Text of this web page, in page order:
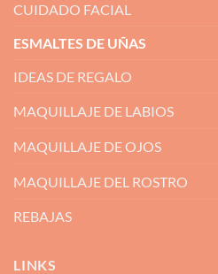
CUIDADO FACIAL
ESMALTES DE UÑAS
IDEAS DE REGALO
MAQUILLAJE DE LABIOS
MAQUILLAJE DE OJOS
MAQUILLAJE DEL ROSTRO
REBAJAS
LINKS